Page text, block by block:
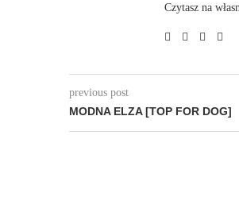
Czytasz na
previous post
MODNA ELZA [TOP FOR DOG]